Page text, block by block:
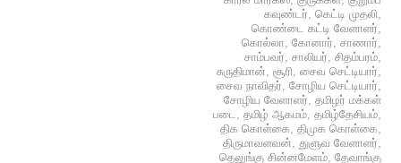
கவுண்டர், கெட்டி முதலி,
கொண்டை கட்டி வேளாளர்,
கொல்லா, கோனார், சாணார்,
சாம்பவர், சாலியர், சிதம்பரம்,
சுருதிமான், சூரி, சைவ செட்டியார்,
சைவ நாவிதர், சோழிய செட்டியார்,
சோழிய வேளாளர், தமிழர் மக்கள்
படை, தமிழ் ஆகமம், தமிழ்தேசியம்,
திக கொள்கை, திமுக கொள்கை,
திருமாவளவன், துளுவ வேளாளர்,
தெலுங்கு சின்னமேளம், தேவாங்கு